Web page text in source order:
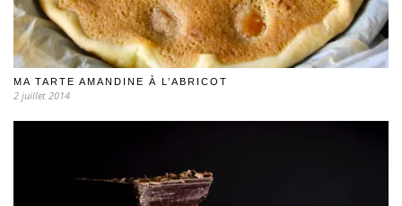
MA TARTE AMANDINE À L’ABRICOT
2 juillet 2014